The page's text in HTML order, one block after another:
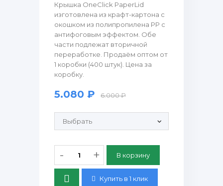
Крышка OneClick PaperLid
изготовлена из крафт-картона с
окошком из полипропилена PP с
антифоговым эффектом. Обе
части подлежат вторичной
переработке. Продаём оптом от
1 коробки (400 штук). Цена за
коробку.
5.080 ₽ 6.000 ₽
Продающие рулонные этикетки:
- +
Купить в 1 клик